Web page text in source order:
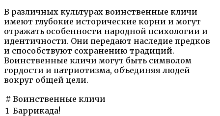
В различных культурах воинственные кличи
имеют глубокие исторические корни и могут
отражать особенности народной психологии и
идентичности. Они передают наследие предков
и способствуют сохранению традиций.
Воинственные кличи могут быть символом
гордости и патриотизма, объединяя людей
вокруг общей цели.
# Воинственные кличи
1 Баррикада!